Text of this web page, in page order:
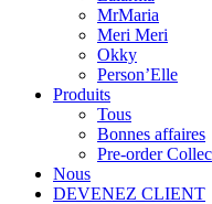
MrMaria
Meri Meri
Okky
Person’Elle
Produits
Tous
Bonnes affaires
Pre-order
Nous
DEVENEZ CLIENT